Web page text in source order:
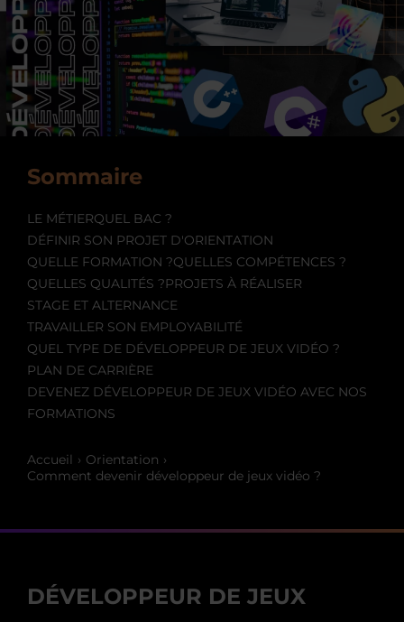
Sommaire
LE MÉTIERQUEL BAC ?
DÉFINIR SON PROJET D'ORIENTATION
QUELLE FORMATION ?QUELLES COMPÉTENCES ?
QUELLES QUALITÉS ?PROJETS À RÉALISER
STAGE ET ALTERNANCE
TRAVAILLER SON EMPLOYABILITÉ
QUEL TYPE DE DÉVELOPPEUR DE JEUX VIDÉO ?
PLAN DE CARRIÈRE
DEVENEZ DÉVELOPPEUR DE JEUX VIDÉO AVEC NOS
FORMATIONS
Accueil
Orientation
Comment devenir développeur de jeux vidéo ?
DÉVELOPPEUR DE JEUX